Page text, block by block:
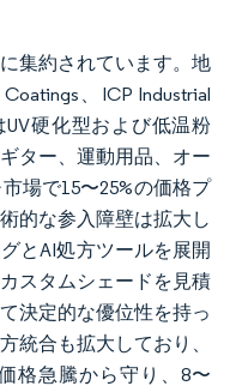
集約されています。地
、ICP Industrial
UV硬化型および低温粉
ター、運動用品、オー
場で15〜25%の価格プ
的な参入障壁は拡大し
とAI処方ツールを展開
スタムシェードを見積
決定的な優位性を持っ
統合も拡大しており、
格急騰から守り、8〜